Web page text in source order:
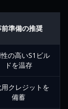
準備の推奨
の高いS1ビル
ドを温存
クレジットを
備蓄